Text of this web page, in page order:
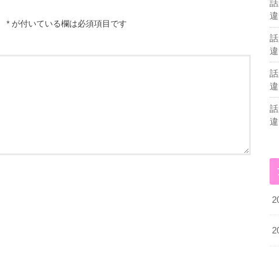
* が付いている欄は必須項目です